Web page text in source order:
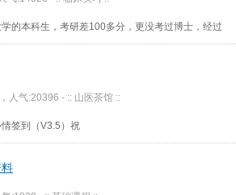
的本科生，考研差100多分，更没考过博士，经过
人气:20396 - :: 山医茶馆 ::
签到（V3.5）祝